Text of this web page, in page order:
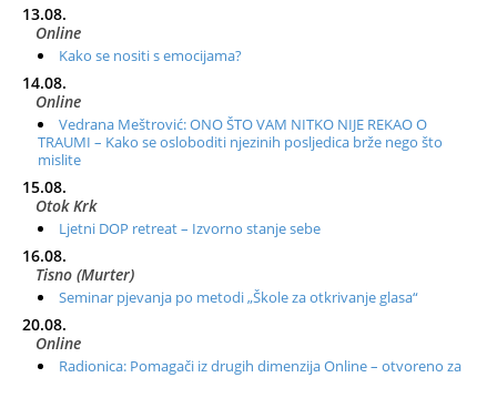
13.08.
Online
Kako se nositi s emocijama?
14.08.
Online
Vedrana Meštrović: ONO ŠTO VAM NITKO NIJE REKAO O
TRAUMI – Kako se osloboditi njezinih posljedica brže nego što
mislite
15.08.
Otok Krk
Ljetni DOP retreat – Izvorno stanje sebe
16.08.
Tisno (Murter)
Seminar pjevanja po metodi „Škole za otkrivanje glasa“
20.08.
Online
Radionica: Pomagači iz drugih dimenzija Online – otvoreno za